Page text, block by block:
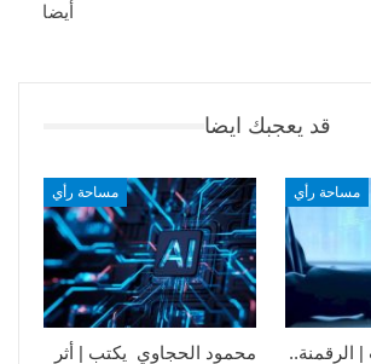
أيضا
قد يعجبك ايضا
مساحة رأي
محمود الحجاوي يكتب | أثر
مساحة رأي
الرقمنة..